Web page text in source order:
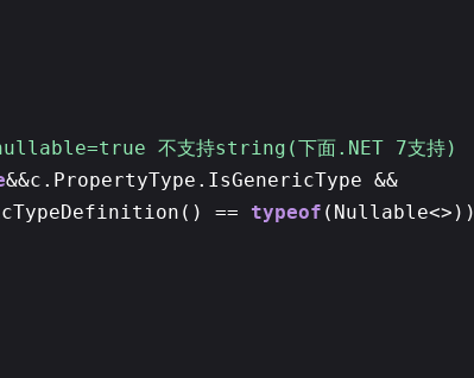
不支持string(下面.NET 7支持)
&&c.PropertyType.IsGenericType &&
== typeof (Nullable<>))